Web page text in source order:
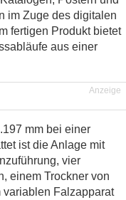
im Zuge des digitalen
fertigen Produkt bietet
aus einer
Anzeige
mm bei einer
ist die Anlage mit
vier
einem Trockner von
Falzapparat